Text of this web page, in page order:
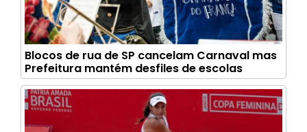
Blocos de rua de SP cancelam Carnaval mas
Prefeitura mantém desfiles de escolas